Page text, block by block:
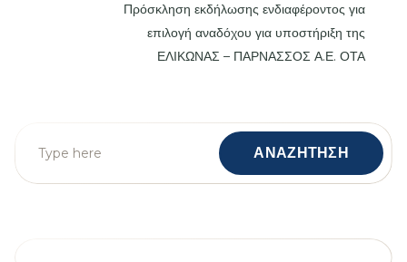
Πρόσκληση εκδήλωσης ενδιαφέροντος για
επιλογή αναδόχου για υποστήριξη της
ΕΛΙΚΩΝΑΣ – ΠΑΡΝΑΣΣΟΣ Α.Ε. ΟΤΑ
ΑΝΑΖΗΤΗΣΗ